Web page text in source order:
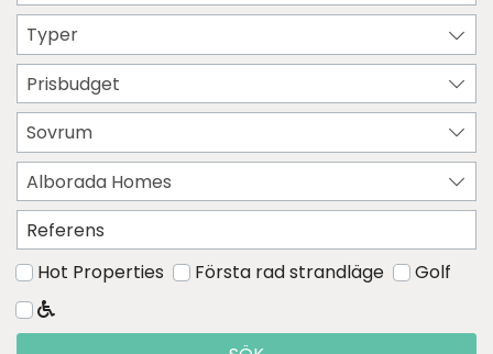
Typer
Prisbudget
Sovrum
Alborada Homes
Hot Properties Första rad strandläge Golf